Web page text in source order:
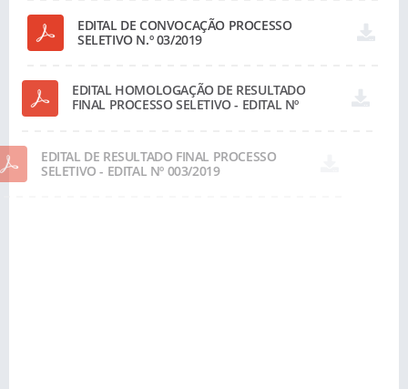
EDITAL DE CONVOCAÇÃO PROCESSO
SELETIVO N.º 03/2019
EDITAL HOMOLOGAÇÃO DE RESULTADO
FINAL PROCESSO SELETIVO - EDITAL Nº
EDITAL DE RESULTADO FINAL PROCESSO
SELETIVO - EDITAL Nº 003/2019